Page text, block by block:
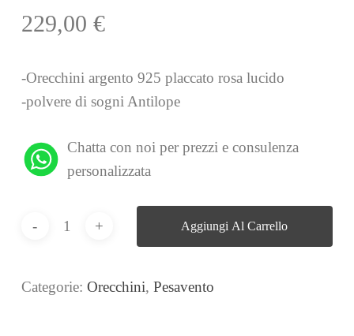
229,00 €
-Orecchini argento 925 placcato rosa lucido
-polvere di sogni Antilope
Chatta con noi per prezzi e consulenza
personalizzata
Aggiungi Al Carrello
Categorie: Orecchini, Pesavento